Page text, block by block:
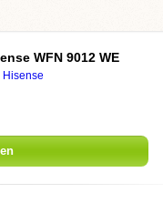
WFN 9012 WE
Hisense